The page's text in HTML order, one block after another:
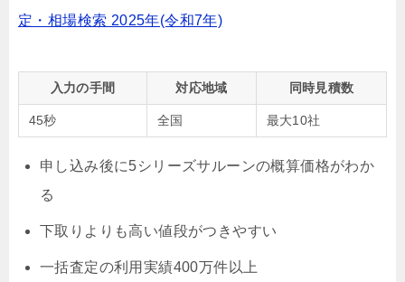
定・相場検索 2025年(令和7年)
入力の手間 対応地域 同時見積数
45秒 全国 最大10社
申し込み後に5シリーズサルーンの概算価格がわか
る
下取りよりも高い値段がつきやすい
一括査定の利用実績400万件以上